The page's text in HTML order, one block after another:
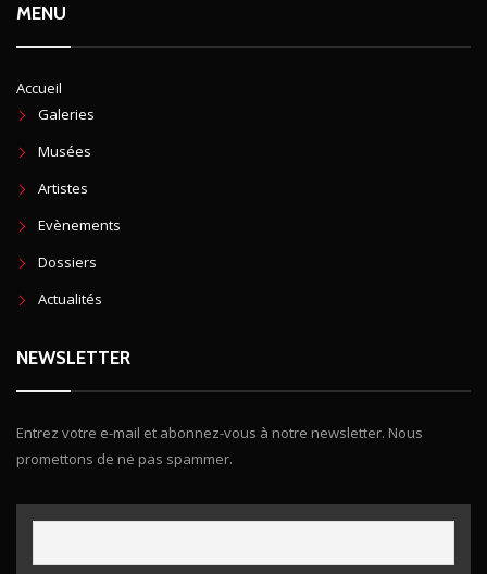
MENU
Accueil
Galeries
Musées
Artistes
Evènements
Dossiers
Actualités
NEWSLETTER
Entrez votre e-mail et abonnez-vous à notre newsletter. Nous
promettons de ne pas spammer.